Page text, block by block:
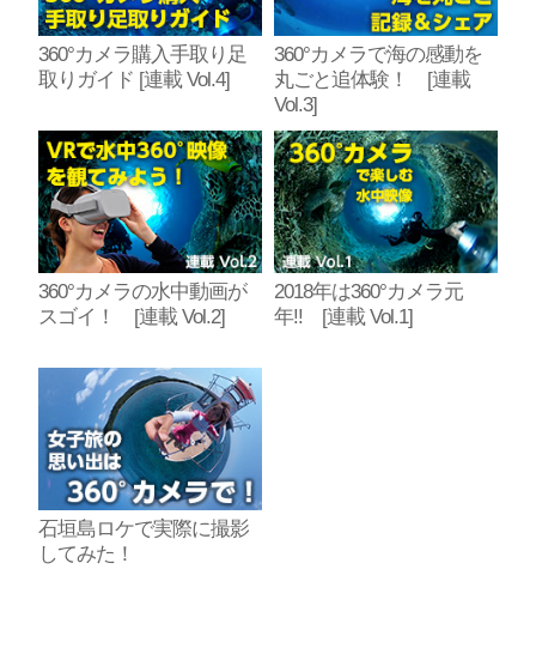
360°カメラ購入手取り足
取りガイド [連載 Vol.4]
360°カメラで海の感動を
丸ごと追体験！ [連載
Vol.3]
360°カメラの水中動画が
スゴイ！ [連載 Vol.2]
2018年は360°カメラ元
年!! [連載 Vol.1]
石垣島ロケで実際に撮影
してみた！